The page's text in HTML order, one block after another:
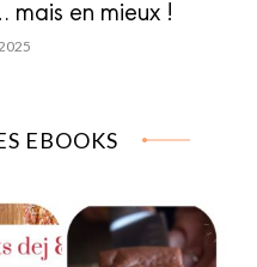
en mieux !
EBOOKS